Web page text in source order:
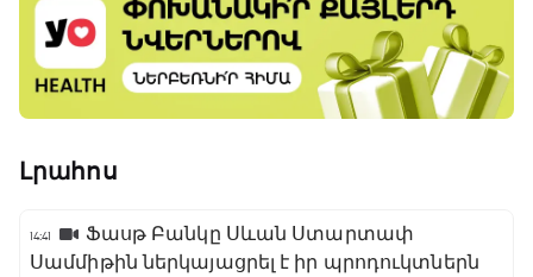
Լրահոս
14:41
Ֆասթ Բանկը Սևան Ստարտափ
Սամմիթին ներկայացրել է իր պրոդուկտներն